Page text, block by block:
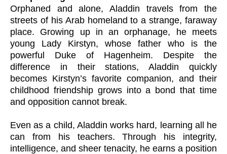
Orphaned and alone, Aladdin travels from the
streets of his Arab homeland to a strange, faraway
place. Growing up in an orphanage, he meets
young Lady Kirstyn, whose father who is the
powerful Duke of Hagenheim. Despite the
difference in their stations, Aladdin quickly
becomes Kirstyn’s favorite companion, and their
childhood friendship grows into a bond that time
and opposition cannot break.
Even as a child, Aladdin works hard, learning all he
can from his teachers. Through his integrity,
intelligence, and sheer tenacity, he earns a position